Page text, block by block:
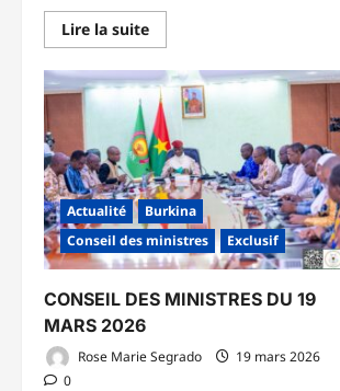
Lire la suiteEn
savoir
sur
COMPTE
RENDU
DU
CONSEIL
DES
MINISTRES
DU
MERCREDI
13
MAI
2026
Actualité
Burkina
Conseil des ministres
Exclusif
CONSEIL DES MINISTRES DU 19
MARS 2026
Rose Marie Segrado
19 mars 2026
0